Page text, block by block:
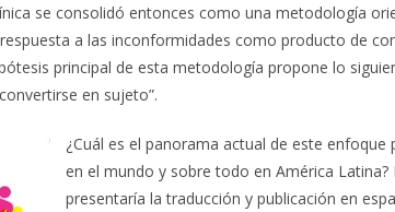
se consolidó entonces como una metodología
a las inconformidades como producto de
principal de esta metodología propone lo
en sujeto”.
¿Cuál es el panorama actual de este
en el mundo y sobre todo en América Latina?
presentaría la traducción y publicación en